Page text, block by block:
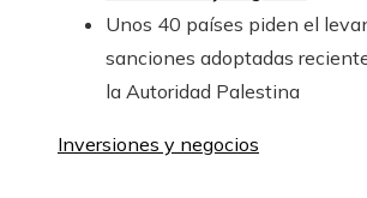
Unos 40 países piden el
sanciones adoptadas
la Autoridad Palestina
Inversiones y negocios